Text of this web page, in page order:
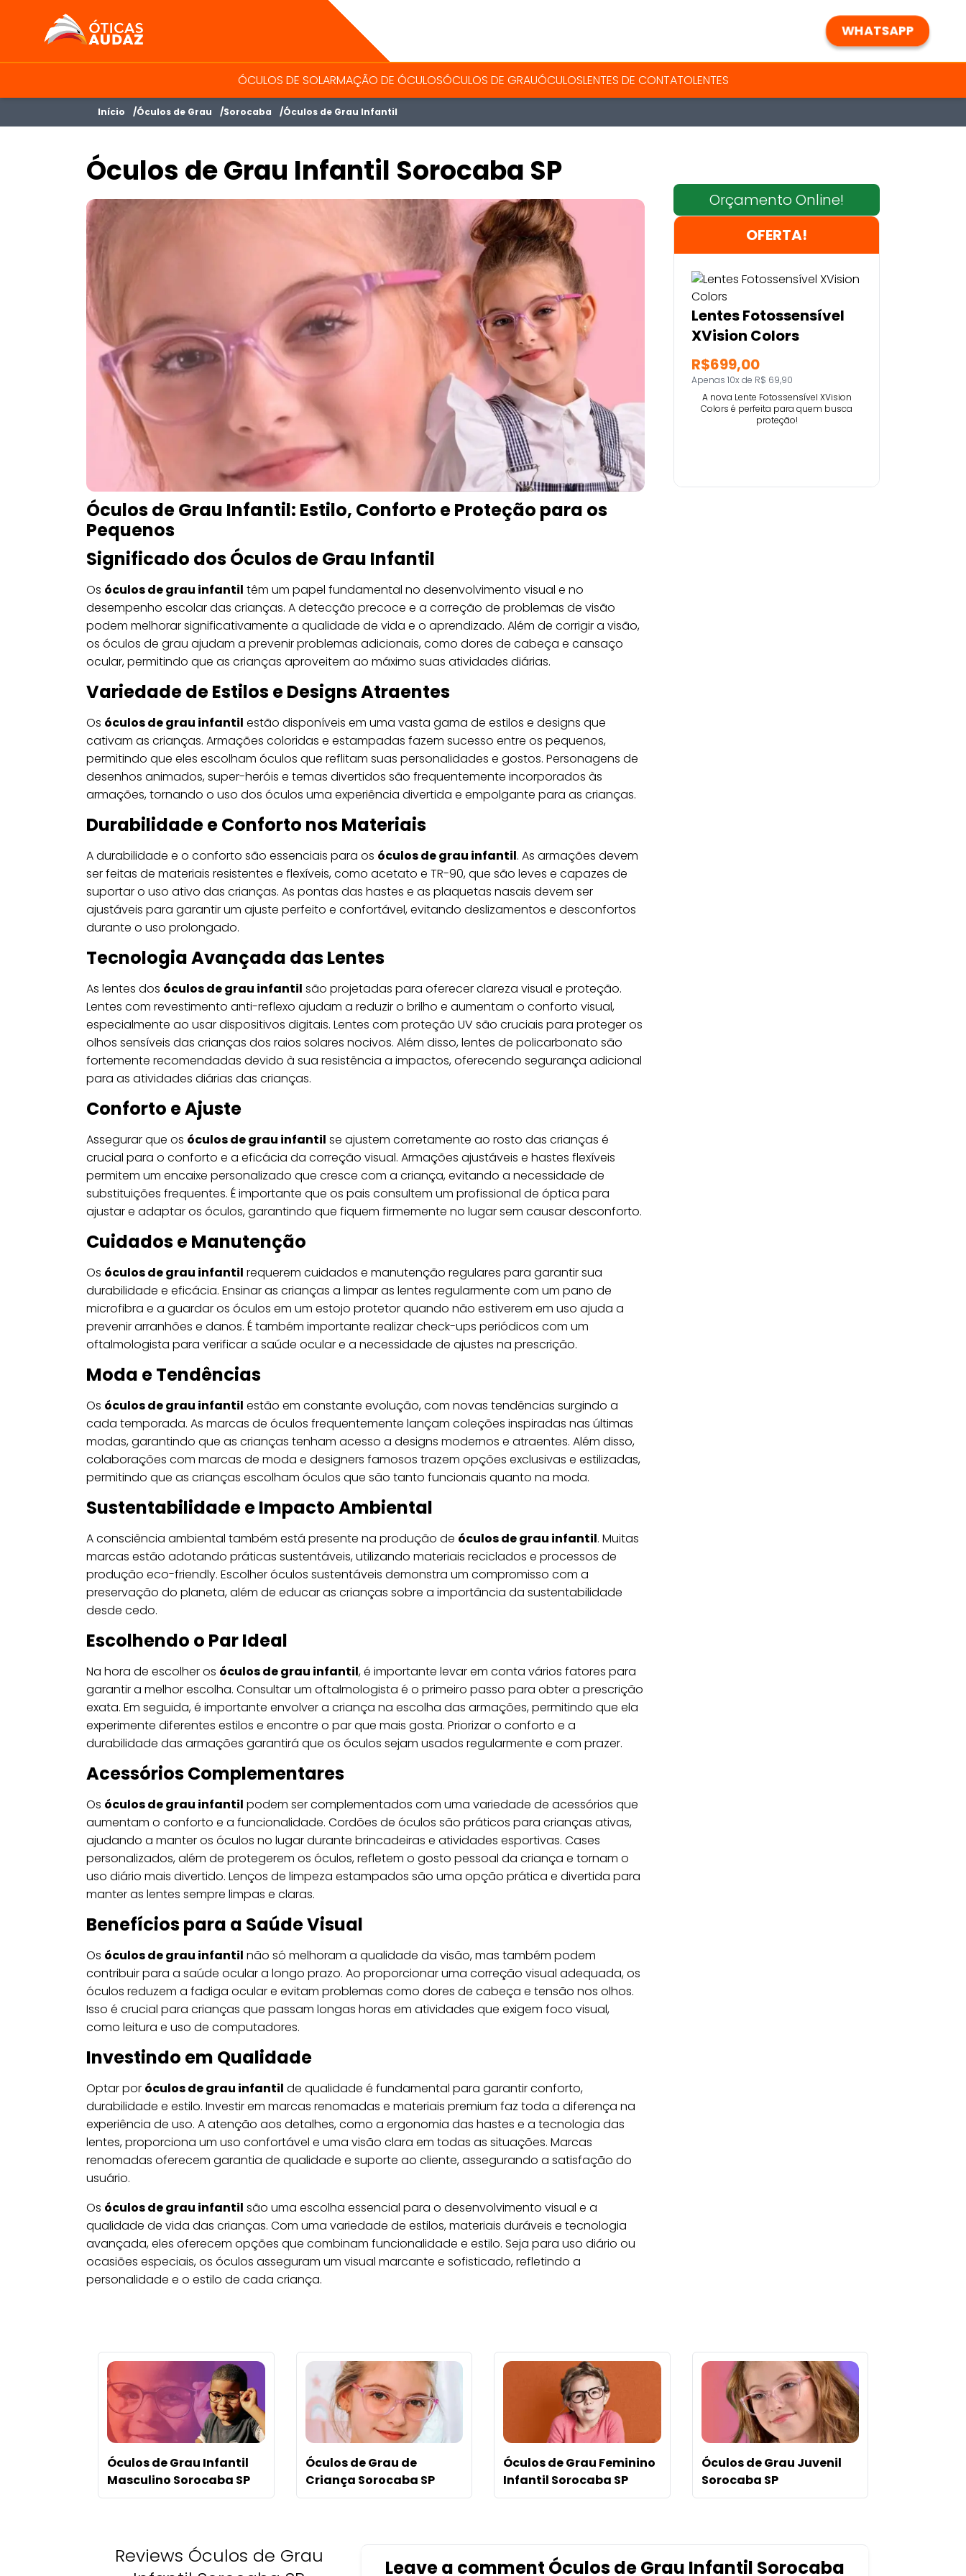
ÓTICAS AUDAZ
WHATSAPP
ÓCULOS DE SOLARMAÇÃO DE ÓCULOSÓCULOS DE GRAUÓCULOSLENTES DE CONTATOLENTES
Início Óculos de Grau Sorocaba Óculos de Grau Infantil
Óculos de Grau Infantil Sorocaba SP
Óculos de Grau Infantil: Estilo, Conforto e Proteção para os
Pequenos
Significado dos Óculos de Grau Infantil
Os óculos de grau infantil têm um papel fundamental no desenvolvimento visual e no
desempenho escolar das crianças. A detecção precoce e a correção de problemas de visão
podem melhorar significativamente a qualidade de vida e o aprendizado. Além de corrigir a visão,
os óculos de grau ajudam a prevenir problemas adicionais, como dores de cabeça e cansaço
ocular, permitindo que as crianças aproveitem ao máximo suas atividades diárias.
Variedade de Estilos e Designs Atraentes
Os óculos de grau infantil estão disponíveis em uma vasta gama de estilos e designs que
cativam as crianças. Armações coloridas e estampadas fazem sucesso entre os pequenos,
permitindo que eles escolham óculos que reflitam suas personalidades e gostos. Personagens de
desenhos animados, super-heróis e temas divertidos são frequentemente incorporados às
armações, tornando o uso dos óculos uma experiência divertida e empolgante para as crianças.
Durabilidade e Conforto nos Materiais
A durabilidade e o conforto são essenciais para os óculos de grau infantil. As armações devem
ser feitas de materiais resistentes e flexíveis, como acetato e TR-90, que são leves e capazes de
suportar o uso ativo das crianças. As pontas das hastes e as plaquetas nasais devem ser
ajustáveis para garantir um ajuste perfeito e confortável, evitando deslizamentos e desconfortos
durante o uso prolongado.
Tecnologia Avançada das Lentes
As lentes dos óculos de grau infantil são projetadas para oferecer clareza visual e proteção.
Lentes com revestimento anti-reflexo ajudam a reduzir o brilho e aumentam o conforto visual,
especialmente ao usar dispositivos digitais. Lentes com proteção UV são cruciais para proteger os
olhos sensíveis das crianças dos raios solares nocivos. Além disso, lentes de policarbonato são
fortemente recomendadas devido à sua resistência a impactos, oferecendo segurança adicional
para as atividades diárias das crianças.
Conforto e Ajuste
Assegurar que os óculos de grau infantil se ajustem corretamente ao rosto das crianças é
crucial para o conforto e a eficácia da correção visual. Armações ajustáveis e hastes flexíveis
permitem um encaixe personalizado que cresce com a criança, evitando a necessidade de
substituições frequentes. É importante que os pais consultem um profissional de óptica para
ajustar e adaptar os óculos, garantindo que fiquem firmemente no lugar sem causar desconforto.
Cuidados e Manutenção
Os óculos de grau infantil requerem cuidados e manutenção regulares para garantir sua
durabilidade e eficácia. Ensinar as crianças a limpar as lentes regularmente com um pano de
microfibra e a guardar os óculos em um estojo protetor quando não estiverem em uso ajuda a
prevenir arranhões e danos. É também importante realizar check-ups periódicos com um
oftalmologista para verificar a saúde ocular e a necessidade de ajustes na prescrição.
Moda e Tendências
Os óculos de grau infantil estão em constante evolução, com novas tendências surgindo a
cada temporada. As marcas de óculos frequentemente lançam coleções inspiradas nas últimas
modas, garantindo que as crianças tenham acesso a designs modernos e atraentes. Além disso,
colaborações com marcas de moda e designers famosos trazem opções exclusivas e estilizadas,
permitindo que as crianças escolham óculos que são tanto funcionais quanto na moda.
Sustentabilidade e Impacto Ambiental
A consciência ambiental também está presente na produção de óculos de grau infantil. Muitas
marcas estão adotando práticas sustentáveis, utilizando materiais reciclados e processos de
produção eco-friendly. Escolher óculos sustentáveis demonstra um compromisso com a
preservação do planeta, além de educar as crianças sobre a importância da sustentabilidade
desde cedo.
Escolhendo o Par Ideal
Na hora de escolher os óculos de grau infantil, é importante levar em conta vários fatores para
garantir a melhor escolha. Consultar um oftalmologista é o primeiro passo para obter a prescrição
exata. Em seguida, é importante envolver a criança na escolha das armações, permitindo que ela
experimente diferentes estilos e encontre o par que mais gosta. Priorizar o conforto e a
durabilidade das armações garantirá que os óculos sejam usados regularmente e com prazer.
Acessórios Complementares
Os óculos de grau infantil podem ser complementados com uma variedade de acessórios que
aumentam o conforto e a funcionalidade. Cordões de óculos são práticos para crianças ativas,
ajudando a manter os óculos no lugar durante brincadeiras e atividades esportivas. Cases
personalizados, além de protegerem os óculos, refletem o gosto pessoal da criança e tornam o
uso diário mais divertido. Lenços de limpeza estampados são uma opção prática e divertida para
manter as lentes sempre limpas e claras.
Benefícios para a Saúde Visual
Os óculos de grau infantil não só melhoram a qualidade da visão, mas também podem
contribuir para a saúde ocular a longo prazo. Ao proporcionar uma correção visual adequada, os
óculos reduzem a fadiga ocular e evitam problemas como dores de cabeça e tensão nos olhos.
Isso é crucial para crianças que passam longas horas em atividades que exigem foco visual,
como leitura e uso de computadores.
Investindo em Qualidade
Optar por óculos de grau infantil de qualidade é fundamental para garantir conforto,
durabilidade e estilo. Investir em marcas renomadas e materiais premium faz toda a diferença na
experiência de uso. A atenção aos detalhes, como a ergonomia das hastes e a tecnologia das
lentes, proporciona um uso confortável e uma visão clara em todas as situações. Marcas
renomadas oferecem garantia de qualidade e suporte ao cliente, assegurando a satisfação do
usuário.
Os óculos de grau infantil são uma escolha essencial para o desenvolvimento visual e a
qualidade de vida das crianças. Com uma variedade de estilos, materiais duráveis e tecnologia
avançada, eles oferecem opções que combinam funcionalidade e estilo. Seja para uso diário ou
ocasiões especiais, os óculos asseguram um visual marcante e sofisticado, refletindo a
personalidade e o estilo de cada criança.
Orçamento Online!
OFERTA!
Lentes Fotossensível
XVision Colors
R$699,00
Apenas 10x de R$ 69,90
A nova Lente Fotossensível XVision
Colors é perfeita para quem busca
proteção!
Óculos de Grau Infantil
Masculino Sorocaba SP
Óculos de Grau de
Criança Sorocaba SP
Óculos de Grau Feminino
Infantil Sorocaba SP
Óculos de Grau Juvenil
Sorocaba SP
Reviews Óculos de Grau
Leave a comment Óculos de Grau Infantil Sorocaba